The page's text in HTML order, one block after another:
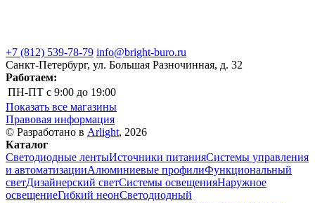
+7 (812) 539-78-79 info@bright-buro.ru
Санкт-Петербург, ул. Большая Разночинная, д. 32
Работаем:
ПН-ПТ с 9:00 до 19:00
Показать все магазины
Правовая информация
© Разработано в Arlight, 2026
Каталог
Светодиодные лентыИсточники питанияСистемы управления
и автоматизацииАлюминиевые профилиФункциональный
светДизайнерский светСистемы освещенияНаружное
освещениеГибкий неонСветодиодный